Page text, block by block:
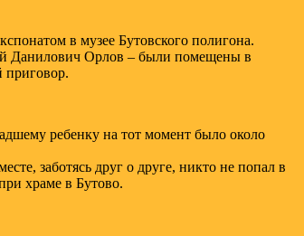
в музее Бутовского полигона.
Данилович Орлов – были помещены в
приговор.
ребенку на тот момент было около
заботясь друг о друге, никто не попал в
храме в Бутово.